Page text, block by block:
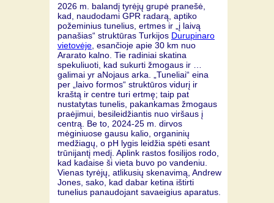
2026 m. balandį tyrėjų grupė pranešė,
kad, naudodami GPR radarą, aptiko
požeminius tunelius, ertmes ir „į laivą
panašias“ struktūras Turkijos Durupinaro
vietovėje , esančioje apie 30 km nuo
Ararato kalno. Tie radiniai skatina
spekuliuoti, kad sukurti žmogaus ir …
galimai yr aNojaus arka. „Tuneliai“ eina
per „laivo formos“ struktūros vidurį ir
kraštą ir centre turi ertmę; taip pat
nustatytas tunelis, pakankamas žmogaus
praėjimui, besileidžiantis nuo viršaus į
centrą. Be to, 2024-25 m. dirvos
mėginiuose gausu kalio, organinių
medžiagų, o pH lygis leidžia spėti esant
trūnijantį medį. Aplink rastos fosilijos rodo,
kad kadaise ši vieta buvo po vandeniu.
Vienas tyrėjų, atlikusių skenavimą, Andrew
Jones, sako, kad dabar ketina ištirti
tunelius panaudojant savaeigius aparatus.